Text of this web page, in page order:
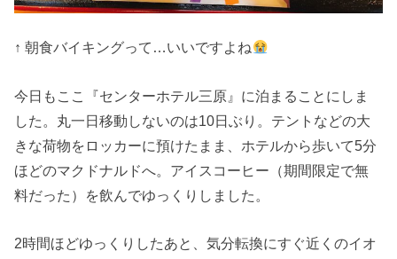
↑ 朝食バイキングって…いいですよね
今日もここ『センターホテル三原』に泊まることにしま
した。丸一日移動しないのは10日ぶり。テントなどの大
きな荷物をロッカーに預けたまま、ホテルから歩いて5分
ほどのマクドナルドへ。アイスコーヒー（期間限定で無
料だった）を飲んでゆっくりしました。
2時間ほどゆっくりしたあと、気分転換にすぐ近くのイオ